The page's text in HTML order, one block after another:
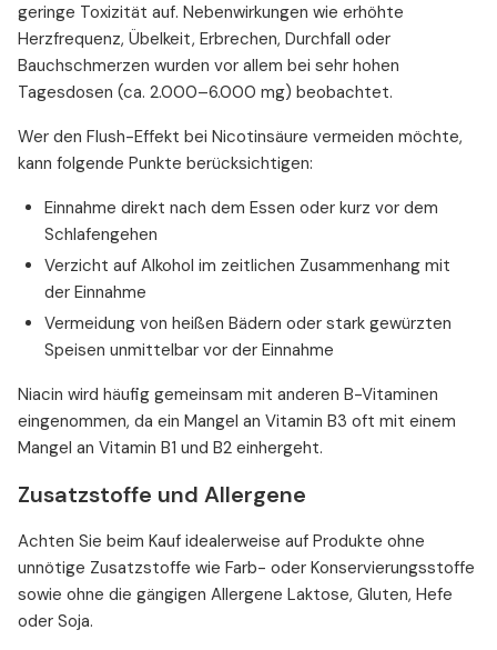
geringe Toxizität auf. Nebenwirkungen wie erhöhte
Herzfrequenz, Übelkeit, Erbrechen, Durchfall oder
Bauchschmerzen wurden vor allem bei sehr hohen
Tagesdosen (ca. 2.000–6.000 mg) beobachtet.
Wer den Flush-Effekt bei Nicotinsäure vermeiden möchte,
kann folgende Punkte berücksichtigen:
Einnahme direkt nach dem Essen oder kurz vor dem
Schlafengehen
Verzicht auf Alkohol im zeitlichen Zusammenhang mit
der Einnahme
Vermeidung von heißen Bädern oder stark gewürzten
Speisen unmittelbar vor der Einnahme
Niacin wird häufig gemeinsam mit anderen B-Vitaminen
eingenommen, da ein Mangel an Vitamin B3 oft mit einem
Mangel an Vitamin B1 und B2 einhergeht.
Zusatzstoffe und Allergene
Achten Sie beim Kauf idealerweise auf Produkte ohne
unnötige Zusatzstoffe wie Farb- oder Konservierungsstoffe
sowie ohne die gängigen Allergene Laktose, Gluten, Hefe
oder Soja.